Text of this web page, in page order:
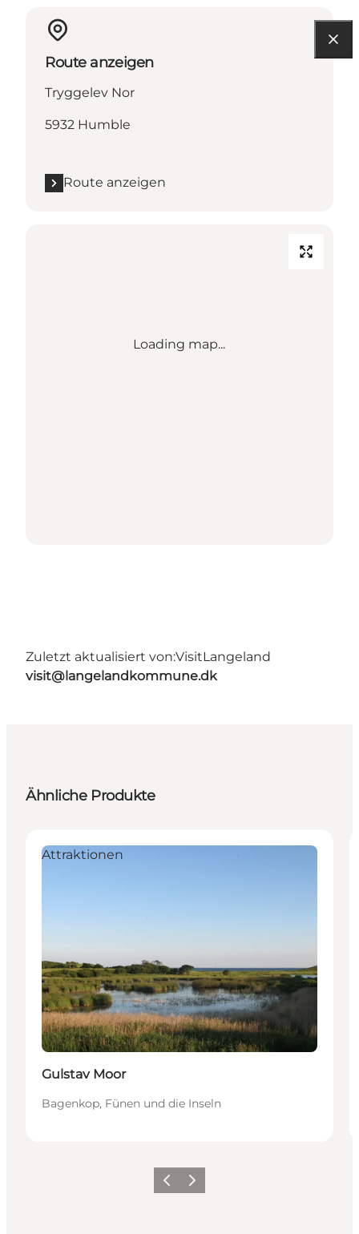
Route anzeigen
Tryggelev Nor
5932 Humble
Route anzeigen
Loading map...
Zuletzt aktualisiert von:VisitLangeland
visit@langelandkommune.dk
Ähnliche Produkte
Attraktionen
Gulstav Moor
Bagenkop, Fünen und die Inseln
ZurückWeiter